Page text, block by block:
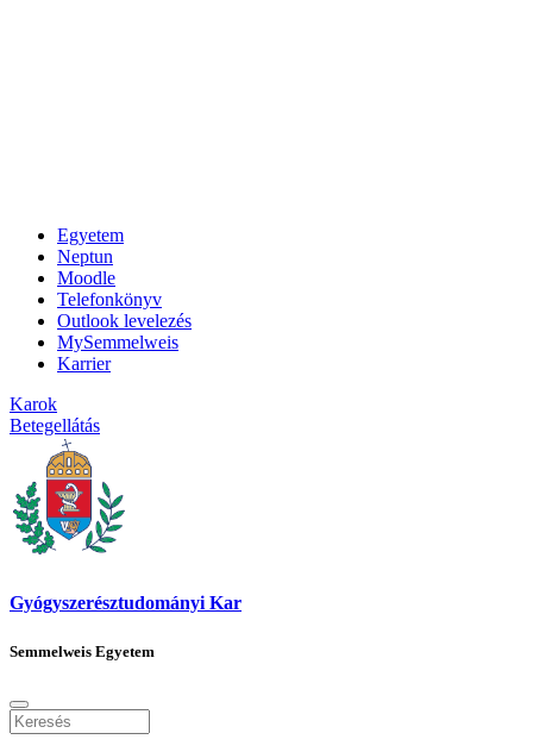
Egyetem
Neptun
Moodle
Telefonkönyv
Outlook levelezés
MySemmelweis
Karrier
Karok
Betegellátás
Gyógyszerésztudományi Kar
Semmelweis Egyetem